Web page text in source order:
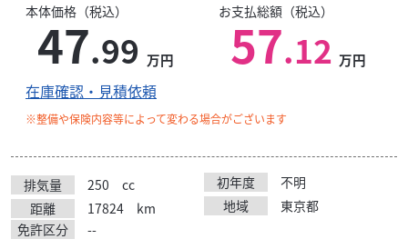
本体価格（税込）
47.99 万円
お支払総額（税込）
57.12 万円
在庫確認・見積依頼
※整備や保険内容等によって変わる場合がございます
排気量 250 cc 初年度
不明
距離
17824 km 地域
東京都
免許区分
--